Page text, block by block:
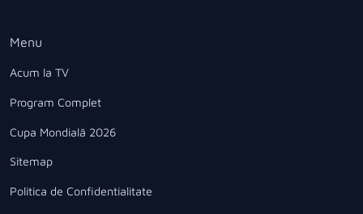
Menu
Acum la TV
Program Complet
Cupa Mondială 2026
Sitemap
Politica de Confidentialitate